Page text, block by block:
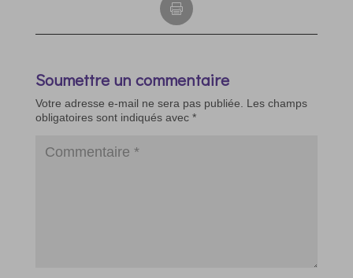
Soumettre un commentaire
Votre adresse e-mail ne sera pas publiée.
Les champs
obligatoires sont indiqués avec *